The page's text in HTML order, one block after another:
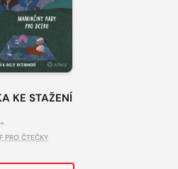
KE STAŽENÍ
PRO ČTEČKY